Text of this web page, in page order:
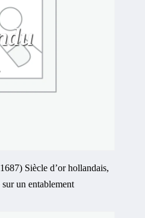
Siècle d’or hollandais,
un entablement